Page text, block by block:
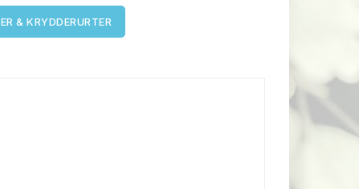
& KRYDDERURTER